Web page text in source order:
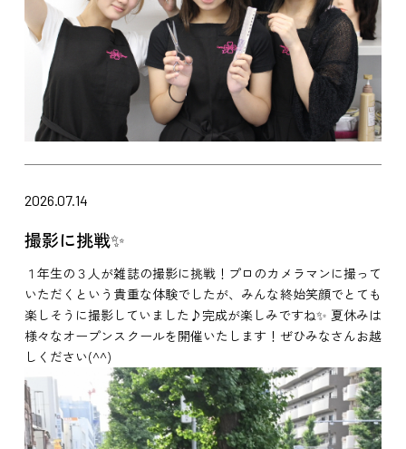
2026.07.14
撮影に挑戦✨
１年生の３人が雑誌の撮影に挑戦！プロのカメラマンに撮って
いただくという貴重な体験でしたが、みんな終始笑顔でとても
楽しそうに撮影していました♪完成が楽しみですね✨ 夏休みは
様々なオープンスクールを開催いたします！ぜひみなさんお越
しください(^^)